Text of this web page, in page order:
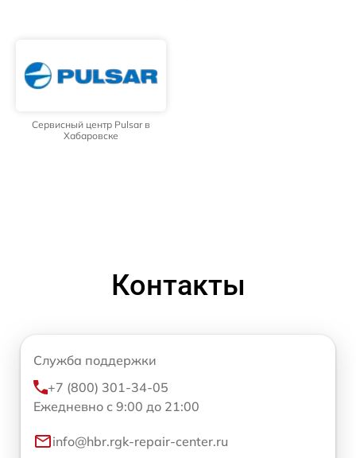
Сервисный центр Pulsar в
Хабаровске
Контакты
Служба поддержки
+7 (800) 301-34-05
Ежедневно с 9:00 до 21:00
info@hbr.rgk-repair-center.ru